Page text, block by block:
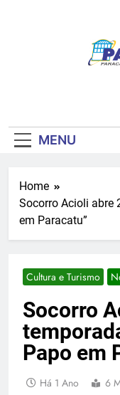
MENU
Home
Socorro Acioli abre
em Paracatu”
Cultura e Turismo
Socorro
Papo em
Há 1 Ano 6